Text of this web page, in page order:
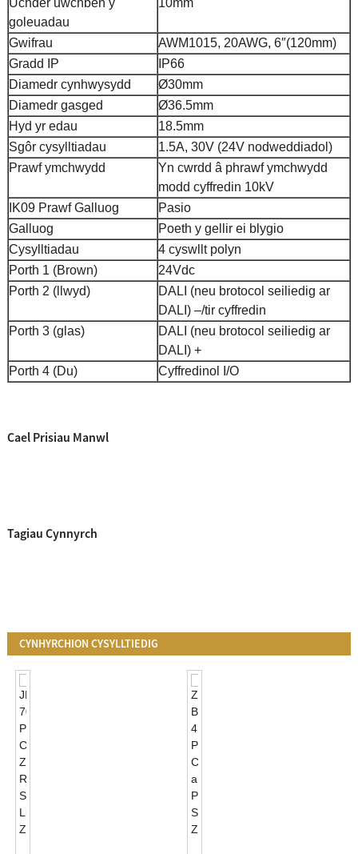
Uchder uwchben y
goleuadau
10mm
Gwifrau
AWM1015, 20AWG, 6″(120mm)
Gradd IP
IP66
Diamedr cynhwysydd
Ø30mm
Diamedr gasged
Ø36.5mm
Hyd yr edau
18.5mm
Sgôr cysylltiadau
1.5A, 30V (24V nodweddiadol)
Prawf ymchwydd
Yn cwrdd â phrawf ymchwydd
modd cyffredin 10kV
IK09 Prawf Galluog
Pasio
Galluog
Poeth y gellir ei blygio
Cysylltiadau
4 cyswllt polyn
Porth 1 (Brown)
24Vdc
Porth 2 (llwyd)
DALI (neu brotocol seiliedig ar
DALI) –/tir cyffredin
Porth 3 (glas)
DALI (neu brotocol seiliedig ar
DALI) +
Porth 4 (Du)
Cyffredinol I/O
Cael Prisiau Manwl
Tagiau Cynnyrch
CYNHYRCHION CYSYLLTIEDIG